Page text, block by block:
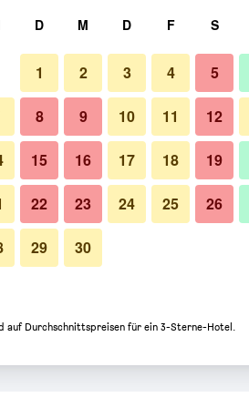
D M D F S
1 2 3 4 5
8 9 10 11 12
15 16 17 18 19
22 23 24 25 26
29 30
auf Durchschnittspreisen für ein 3-Sterne-Hotel.